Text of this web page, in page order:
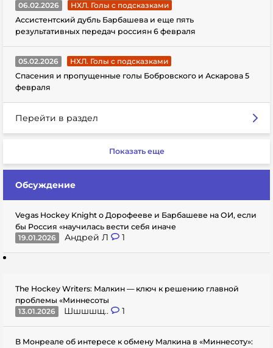
06.02.2026
НХЛ. Голы с подсказками
Ассистентский дубль Барбашева и еще пять
результативных передач россиян 6 февраля
05.02.2026
НХЛ. Голы с подсказками
Спасения и пропущенные голы Бобровского и Аскарова 5
февраля
Перейти в раздел
Показать еще
Обсуждение
Vegas Hockey Knight о Дорофееве и Барбашеве на ОИ, если
бы Россия «научилась вести себя иначе
19.01.2026
Андрей Л 1
The Hockey Writers: Малкин — ключ к решению главной
проблемы «Миннесоты
13.01.2026
Шшшшщ.. 1
В Монреале об интересе к обмену Малкина в «Миннесоту»: